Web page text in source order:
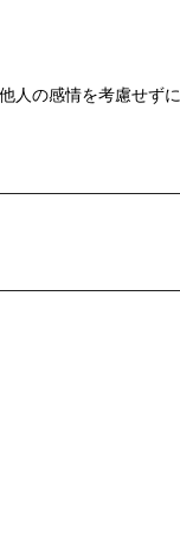
の感情を考慮せず